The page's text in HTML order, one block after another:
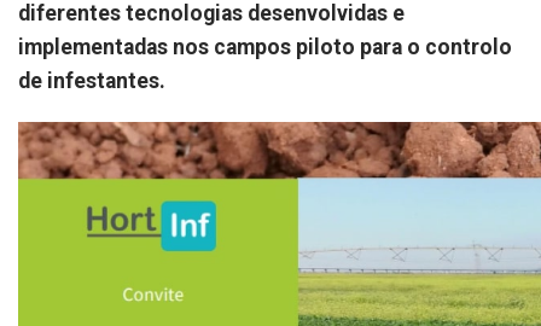
diferentes tecnologias desenvolvidas e
implementadas nos campos piloto para o controlo
de infestantes.